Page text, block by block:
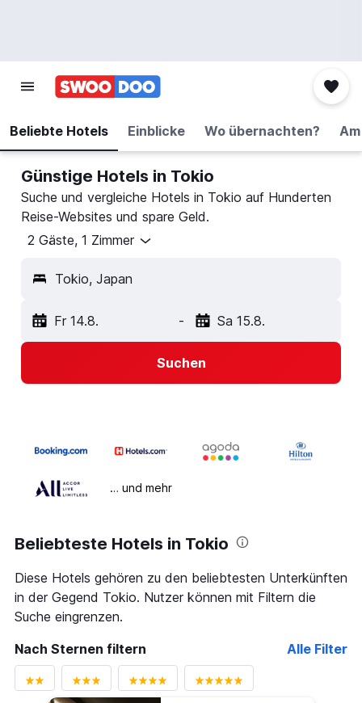
Beliebte Hotels Einblicke Wo übernachten?
Günstige Hotels in Tokio
Suche und vergleiche Hotels in Tokio auf Hunderten
Reise-Websites und spare Geld.
2 Gäste, 1 Zimmer
Tokio, Japan
Fr 14.8. - Sa 15.8.
Suchen
… und mehr
Beliebteste Hotels in Tokio
Diese Hotels gehören zu den beliebtesten Unterkünften
in der Gegend Tokio. Nutzer können mit Filtern die
Suche eingrenzen.
Nach Sternen filtern
Alle Filter